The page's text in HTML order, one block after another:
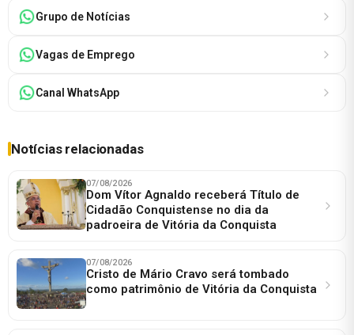
Grupo de Notícias
Vagas de Emprego
Canal WhatsApp
Notícias relacionadas
07/08/2026
Dom Vítor Agnaldo receberá Título de
Cidadão Conquistense no dia da
padroeira de Vitória da Conquista
07/08/2026
Cristo de Mário Cravo será tombado
como patrimônio de Vitória da Conquista